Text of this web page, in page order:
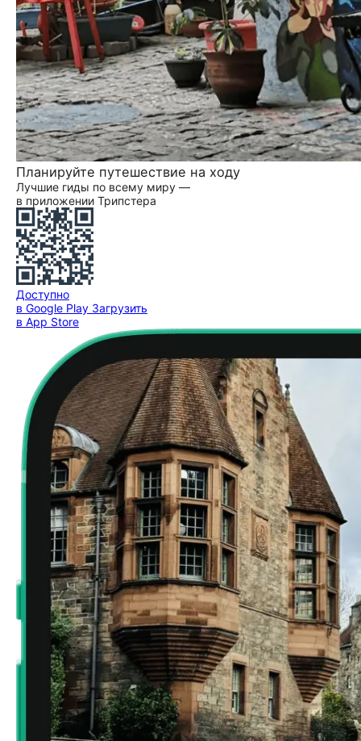
Планируйте путешествие на ходу
Лучшие гиды по всему миру —
в приложении Трипстера
Доступно
в Google Play Загрузить
в App Store